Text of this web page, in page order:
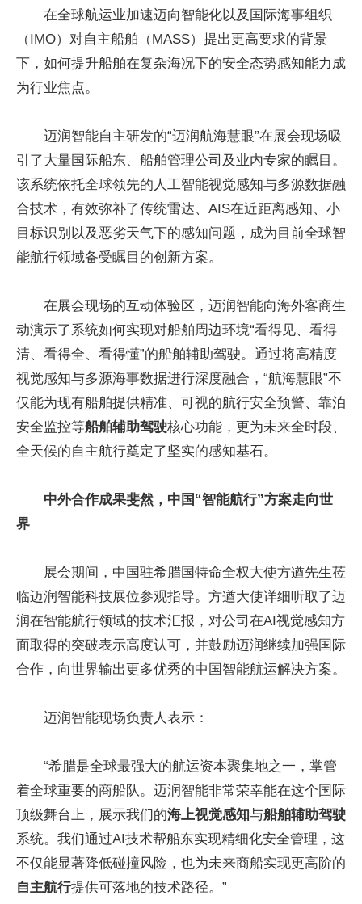
在全球航运业加速迈向智能化以及国际海事组织
（IMO）对自主船舶（MASS）提出更高要求的背景
下，如何提升船舶在复杂海况下的安全态势感知能力成
为行业焦点。
迈润智能自主研发的“迈润航海慧眼”在展会现场吸
引了大量国际船东、船舶管理公司及业内专家的瞩目。
该系统依托全球领先的人工智能视觉感知与多源数据融
合技术，有效弥补了传统雷达、AIS在近距离感知、小
目标识别以及恶劣天气下的感知问题，成为目前全球智
能航行领域备受瞩目的创新方案。
在展会现场的互动体验区，迈润智能向海外客商生
动演示了系统如何实现对船舶周边环境“看得见、看得
清、看得全、看得懂”的船舶辅助驾驶。通过将高精度
视觉感知与多源海事数据进行深度融合，“航海慧眼”不
仅能为现有船舶提供精准、可视的航行安全预警、靠泊
安全监控等船舶辅助驾驶核心功能，更为未来全时段、
全天候的自主航行奠定了坚实的感知基石。
中外合作成果斐然，中国“智能航行”方案走向世
界
展会期间，中国驻希腊国特命全权大使方遒先生莅
临迈润智能科技展位参观指导。方遒大使详细听取了迈
润在智能航行领域的技术汇报，对公司在AI视觉感知方
面取得的突破表示高度认可，并鼓励迈润继续加强国际
合作，向世界输出更多优秀的中国智能航运解决方案。
迈润智能现场负责人表示：
“希腊是全球最强大的航运资本聚集地之一，掌管
着全球重要的商船队。迈润智能非常荣幸能在这个国际
顶级舞台上，展示我们的海上视觉感知与船舶辅助驾驶
系统。我们通过AI技术帮船东实现精细化安全管理，这
不仅能显著降低碰撞风险，也为未来商船实现更高阶的
自主航行提供可落地的技术路径。”